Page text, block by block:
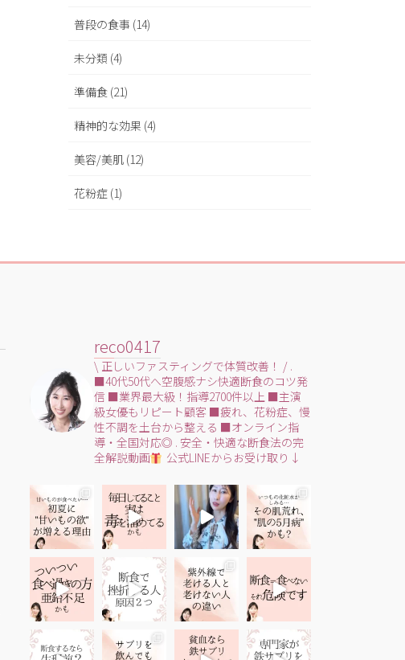
普段の食事 (14)
未分類 (4)
準備食 (21)
精神的な効果 (4)
美容/美肌 (12)
花粉症 (1)
reco0417
\ 正しいファスティングで体質改善！ /.
■40代50代へ空腹感ナシ快適断食のコツ発
信 ■業界最大級！指導2700件以上■主演
級女優もリピート顧客 ■疲れ、花粉症、慢
性不調を土台から整える ■オンライン指
導・全国対応◎ . 安全・快適な断食法の完
全解説動画
公式LINEからお受け取り↓